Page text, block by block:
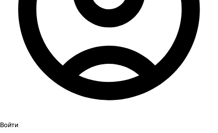
Войти